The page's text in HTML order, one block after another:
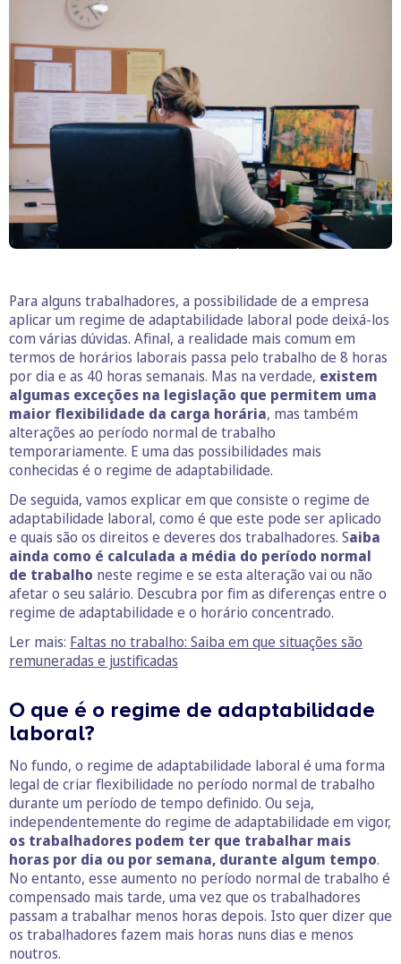
Para alguns trabalhadores, a possibilidade de a empresa
aplicar um regime de adaptabilidade laboral pode deixá-los
com várias dúvidas. Afinal, a realidade mais comum em
termos de horários laborais passa pelo trabalho de 8 horas
por dia e as 40 horas semanais. Mas na verdade, existem
algumas exceções na legislação que permitem uma
maior flexibilidade da carga horária, mas também
alterações ao período normal de trabalho
temporariamente. E uma das possibilidades mais
conhecidas é o regime de adaptabilidade.
De seguida, vamos explicar em que consiste o regime de
adaptabilidade laboral, como é que este pode ser aplicado
e quais são os direitos e deveres dos trabalhadores. Saiba
ainda como é calculada a média do período normal
de trabalho neste regime e se esta alteração vai ou não
afetar o seu salário. Descubra por fim as diferenças entre o
regime de adaptabilidade e o horário concentrado.
Ler mais: Faltas no trabalho: Saiba em que situações são
remuneradas e justificadas
O que é o regime de adaptabilidade
laboral?
No fundo, o regime de adaptabilidade laboral é uma forma
legal de criar flexibilidade no período normal de trabalho
durante um período de tempo definido. Ou seja,
independentemente do regime de adaptabilidade em vigor,
os trabalhadores podem ter que trabalhar mais
horas por dia ou por semana, durante algum tempo.
No entanto, esse aumento no período normal de trabalho é
compensado mais tarde, uma vez que os trabalhadores
passam a trabalhar menos horas depois. Isto quer dizer que
os trabalhadores fazem mais horas nuns dias e menos
noutros.